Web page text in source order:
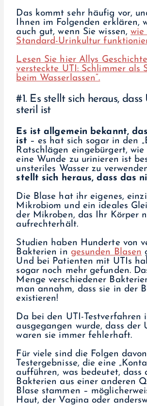
Das kommt sehr häufig vor,
Ihnen im Folgenden erklären,
auch gut, wenn Sie wissen,wie
Standard-Urinkultur
Lesen Sie hier Allys
versteckte UTI: Schlimmer als
beim Wasserlassen“.
#1. Es stellt sich heraus,
steril ist
Es ist allgemein bekannt,
ist – es hat sich sogar in den
Ratschlägen eingebürgert, wie
eine Wunde zu urinieren ist
unsteriles Wasser zu
stellt sich heraus, dass das
Die Blase hat ihr eigenes,
Mikrobiom und ein ideales
der Mikroben, das Ihr Körper
aufrechterhält.
Studien haben Hunderte von
Bakterien in gesunden Blasen
Und bei Patienten mit UTIs
sogar noch mehr gefunden.
Menge verschiedener
man annahm, dass sie in der
existieren!
Da bei den UTI-Testverfahren
ausgegangen wurde, dass der
waren sie immer fehlerhaft.
Für viele sind die Folgen
Testergebnisse, die eine
aufführen, was bedeutet, dass
Bakterien aus einer anderen
Blase stammen –
Haut, der Vagina oder